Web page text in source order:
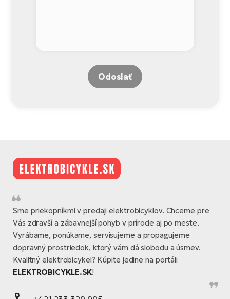
Odoslať
Sme priekopníkmi v predaji elektrobicyklov. Chceme pre
Vás zdravší a zábavnejší pohyb v prírode aj po meste.
Vyrábame, ponúkame, servisujeme a propagujeme
dopravný prostriedok, ktorý vám dá slobodu a úsmev.
Kvalitný elektrobicykel? Kúpite jedine na portáli
ELEKTROBICYKLE.SK!